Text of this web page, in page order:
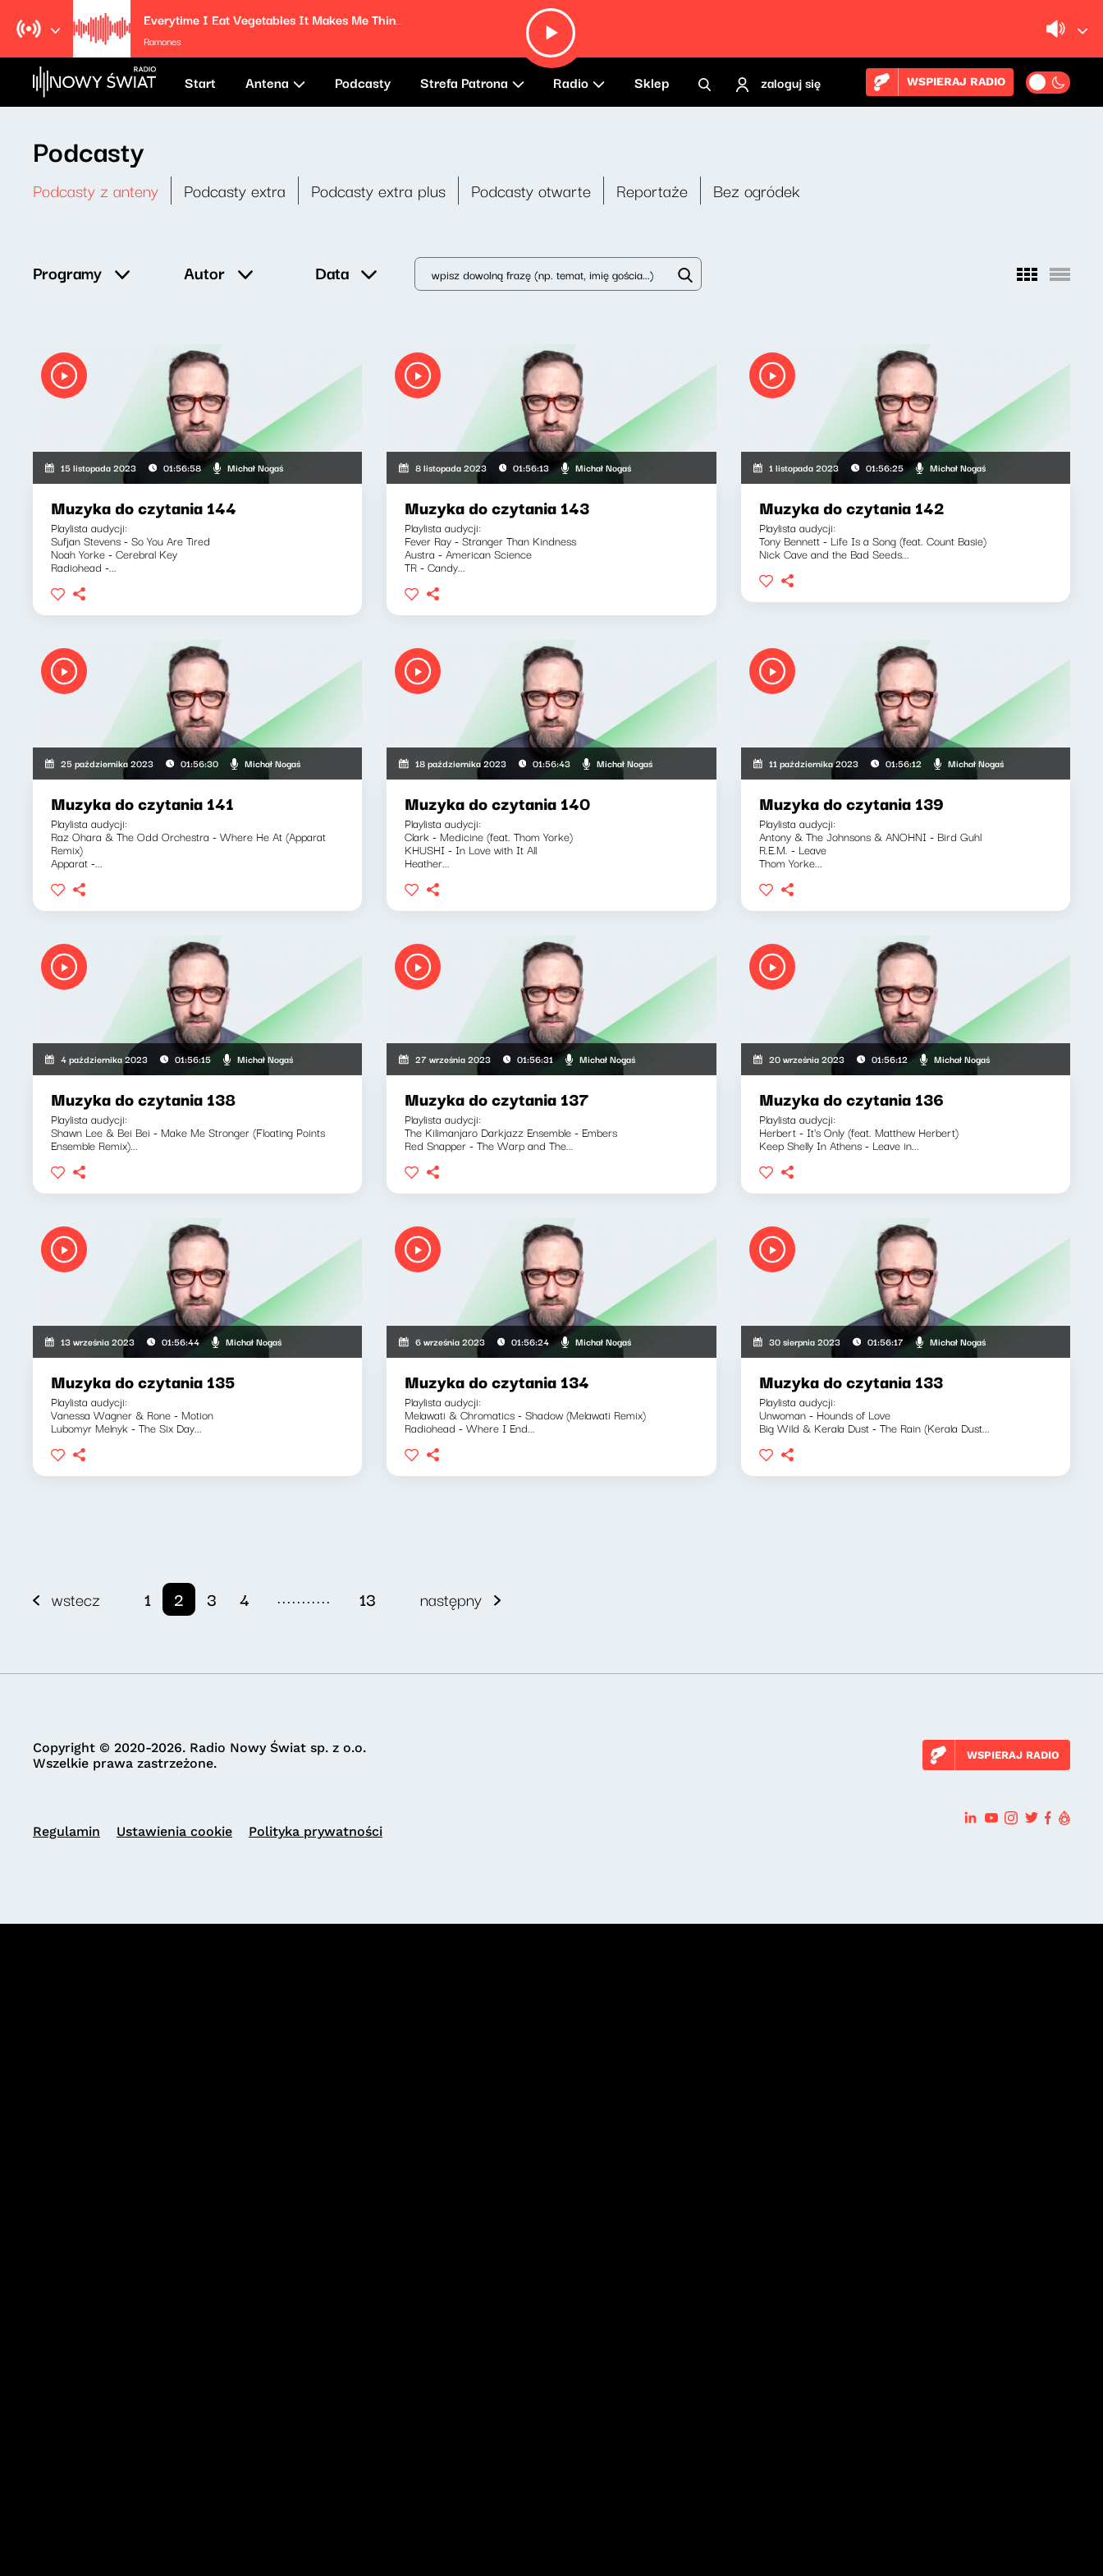
Everytime I Eat Vegetables It Makes Me Think of You (2002 Remaster)
Ramones
Start Antena Podcasty Strefa Patrona Radio Sklep zaloguj się WSPIERAJ RADIO
Podcasty
Podcasty z anteny Podcasty extra Podcasty extra plus Podcasty otwarte Reportaże Bez ogródek
Programy Autor Data
15 listopada 2023 01:56:58 Michał Nogaś
Muzyka do czytania 144
Playlista audycji:
Sufjan Stevens - So You Are Tired
Noah Yorke - Cerebral Key
Radiohead -...
8 listopada 2023 01:56:13 Michał Nogaś
Muzyka do czytania 143
Playlista audycji:
Fever Ray - Stranger Than Kindness
Austra - American Science
TR - Candy...
1 listopada 2023 01:56:25 Michał Nogaś
Muzyka do czytania 142
Playlista audycji:
Tony Bennett - Life Is a Song (feat. Count Basie)
Nick Cave and the Bad Seeds...
25 października 2023 01:56:30 Michał Nogaś
Muzyka do czytania 141
Playlista audycji:
Raz Ohara & The Odd Orchestra - Where He At (Apparat
Remix)
Apparat -...
18 października 2023 01:56:43 Michał Nogaś
Muzyka do czytania 140
Playlista audycji:
Clark - Medicine (feat. Thom Yorke)
KHUSHI - In Love with It All
Heather...
11 października 2023 01:56:12 Michał Nogaś
Muzyka do czytania 139
Playlista audycji:
Antony & The Johnsons & ANOHNI - Bird Guhl
R.E.M. - Leave
Thom Yorke...
4 października 2023 01:56:15 Michał Nogaś
Muzyka do czytania 138
Playlista audycji:
Shawn Lee & Bei Bei - Make Me Stronger (Floating Points
Ensemble Remix)...
27 września 2023 01:56:31 Michał Nogaś
Muzyka do czytania 137
Playlista audycji:
The Kilimanjaro Darkjazz Ensemble - Embers
Red Snapper - The Warp and The...
20 września 2023 01:56:12 Michał Nogaś
Muzyka do czytania 136
Playlista audycji:
Herbert - It's Only (feat. Matthew Herbert)
Keep Shelly In Athens - Leave in...
13 września 2023 01:56:44 Michał Nogaś
Muzyka do czytania 135
Playlista audycji:
Vanessa Wagner & Rone - Motion
Lubomyr Melnyk - The Six Day...
6 września 2023 01:56:24 Michał Nogaś
Muzyka do czytania 134
Playlista audycji:
Melawati & Chromatics - Shadow (Melawati Remix)
Radiohead - Where I End...
30 sierpnia 2023 01:56:17 Michał Nogaś
Muzyka do czytania 133
Playlista audycji:
Unwoman - Hounds of Love
Big Wild & Kerala Dust - The Rain (Kerala Dust...
wstecz 1 2 3 4 ........... 13 następny
Copyright © 2020-2026. Radio Nowy Świat sp. z o.o.
Wszelkie prawa zastrzeżone.
WSPIERAJ RADIO
Regulamin Ustawienia cookie Polityka prywatności